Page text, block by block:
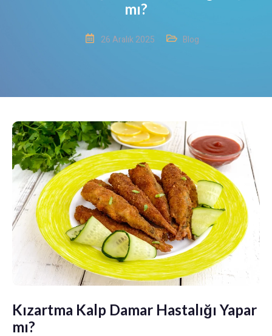
mı?
26 Aralık 2025 Blog
Kızartma Kalp Damar Hastalığı Yapar
mı?